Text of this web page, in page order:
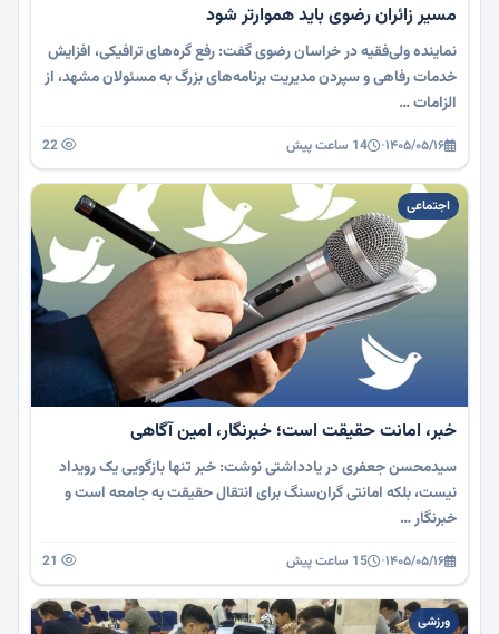
مسیر زائران رضوی باید هموارتر شود
نماینده ولی‌فقیه در خراسان رضوی گفت: رفع گره‌های ترافیکی، افزایش
خدمات رفاهی و سپردن مدیریت برنامه‌های بزرگ به مسئولان مشهد، از
الزامات …
۱۴۰۵/۰۵/۱۶· 14 ساعت پیش
اجتماعی
خبر، امانت حقیقت است؛ خبرنگار، امین آگاهی
سیدمحسن جعفری در یادداشتی نوشت: خبر تنها بازگویی یک رویداد
نیست، بلکه امانتی گران‌سنگ برای انتقال حقیقت به جامعه است و
خبرنگار …
۱۴۰۵/۰۵/۱۶· 15 ساعت پیش
ورزشی